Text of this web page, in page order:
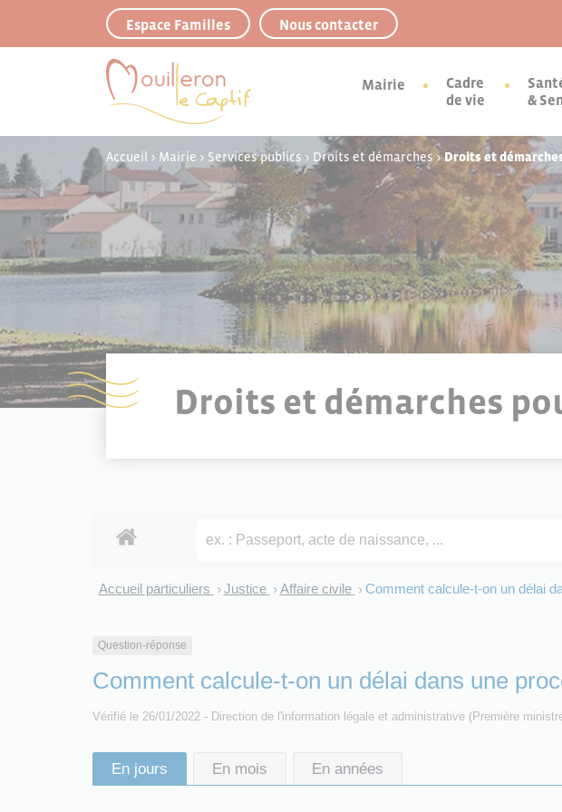
Espace Familles Nous contacter
Mairie
Cadre
de vie
&
Accueil > Mairie > Services publics > Droits et démarches >Droits et
Droits et démarches
Accueil particuliers > Justice > Affaire civile > Comment calcule-t-on un délai
Question-réponse
Comment calcule-t-on un délai dans une
Vérifié le 26/01/2022 - Direction de l'information légale et administrative (Première
En jours En mois En années
Panneau de gestion des cookies